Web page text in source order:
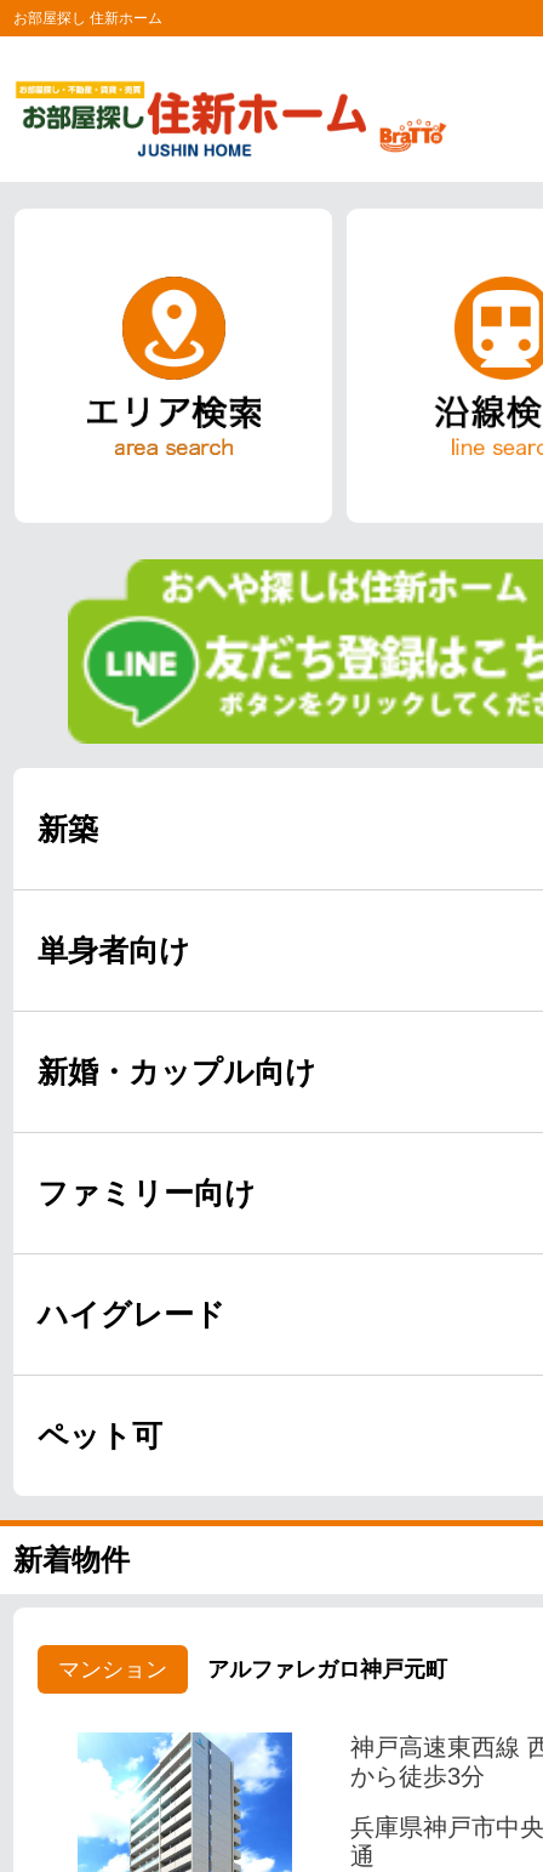
お部屋探し 住新ホーム
新築
単身者向け
新婚・カップル向け
ファミリー向け
ハイグレード
ペット可
新着物件
マンション アルファレガロ神戸元町
神戸高速東西線
から徒歩3分
兵庫県神戸市中
通